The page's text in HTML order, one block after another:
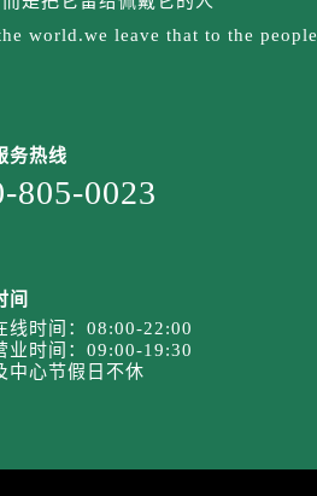
迎泽街道解放路15号亨得利名表维
136号天津国际金融中心26层2603
魏武大道劳力士售后服务中心（需提
长江路劳力士售后服务中心（需提前
淮海路劳力士售后服务中心（需提前
区国庆中路劳力士售后服务中心（需
黄山西路劳力士售后服务中心（需提
人民中路劳力士售后服务中心（需
world.we leave that to the people
务热线
805-0023
间
线时间：08:00-22:00
业时间：09:00-19:30
中心节假日不休